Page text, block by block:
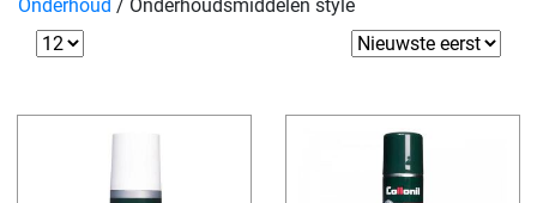
Onderhoud / Onderhoudsmiddelen style